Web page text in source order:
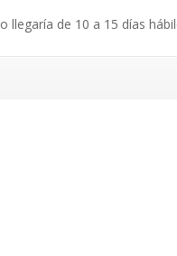
de 10 a 15 días